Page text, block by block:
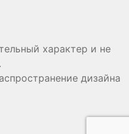
характер и не
дизайна